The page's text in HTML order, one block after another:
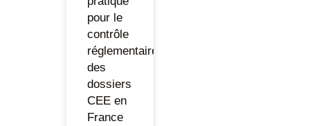
pour le
contrôle
réglementaire
des
dossiers
CEE en
France